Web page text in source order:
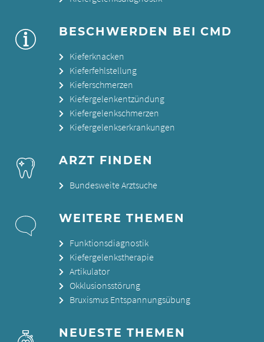
BESCHWERDEN BEI CMD
Kieferknacken
Kieferfehlstellung
Kieferschmerzen
Kiefergelenkentzündung
Kiefergelenkschmerzen
Kiefergelenkserkrankungen
ARZT FINDEN
Bundesweite Arztsuche
WEITERE THEMEN
Funktionsdiagnostik
Kiefergelenkstherapie
Artikulator
Okklusionsstörung
Bruxismus Entspannungsübung
NEUESTE THEMEN